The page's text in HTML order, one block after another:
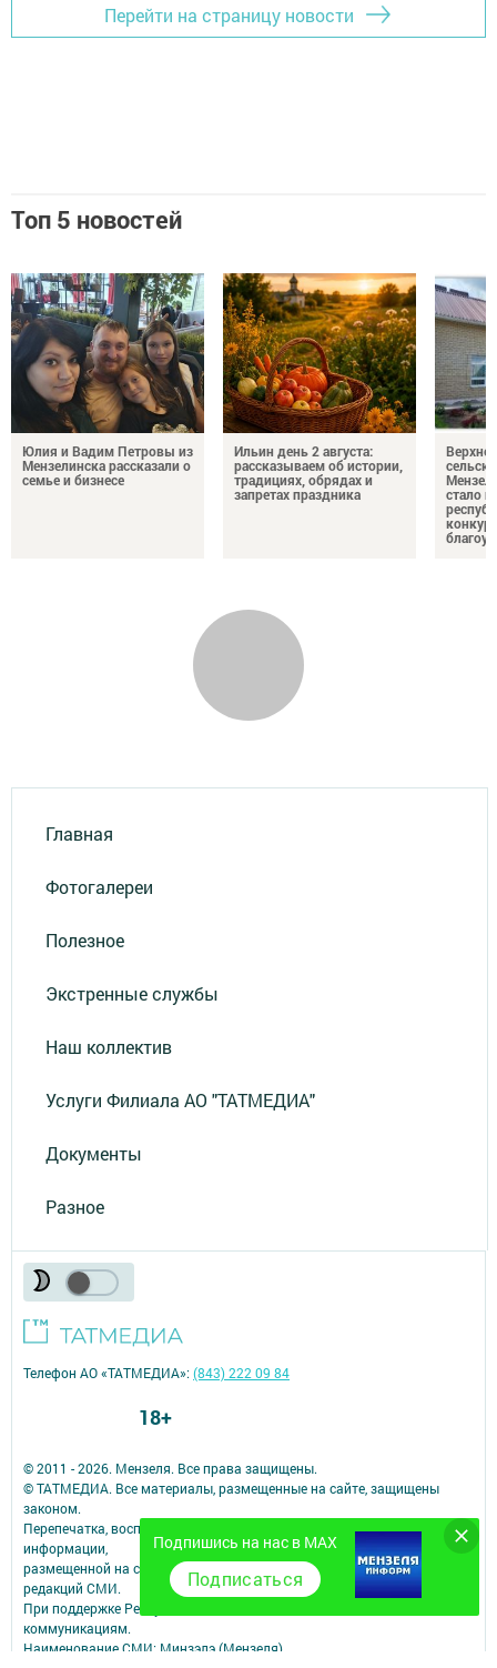
Перейти на страницу новости
Топ 5 новостей
Юлия и Вадим Петровы из
Мензелинска рассказали о
семье и бизнесе
Ильин день 2 августа:
рассказываем об истории,
традициях, обрядах и
запретах праздника
стало
Главная
Фотогалереи
Полезное
Экстренные службы
Наш коллектив
Услуги Филиала АО "ТАТМЕДИА"
Документы
Разное
Подпишись на нас в MAX
Подписаться
© 2011 - 2026. Мензеля. Все права защищены.
© ТАТМЕДИА. Все материалы, размещенные на сайте, защищены
законом.
Перепечатка, воспроизведение и распространение в любом объеме
информации,
размещенной на сайте, возможна только с письменного согласия
редакций СМИ.
При поддержке Республиканского агентства по печати и массовым
коммуникациям.
Наименование СМИ: Минзэлэ (Мензеля)
Телефон АО «ТАТМЕДИА»:(843) 222 09 84
18+